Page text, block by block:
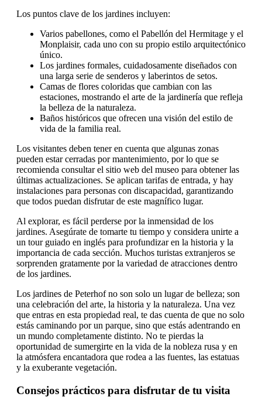
Los puntos clave de los jardines incluyen:
Varios pabellones, como el Pabellón del Hermitage y el
Monplaisir, cada uno con su propio estilo arquitectónico
único.
Los jardines formales, cuidadosamente diseñados con
una larga serie de senderos y laberintos de setos.
Camas de flores coloridas que cambian con las
estaciones, mostrando el arte de la jardinería que refleja
la belleza de la naturaleza.
Baños históricos que ofrecen una visión del estilo de
vida de la familia real.
Los visitantes deben tener en cuenta que algunas zonas
pueden estar cerradas por mantenimiento, por lo que se
recomienda consultar el sitio web del museo para obtener las
últimas actualizaciones. Se aplican tarifas de entrada, y hay
instalaciones para personas con discapacidad, garantizando
que todos puedan disfrutar de este magnífico lugar.
Al explorar, es fácil perderse por la inmensidad de los
jardines. Asegúrate de tomarte tu tiempo y considera unirte a
un tour guiado en inglés para profundizar en la historia y la
importancia de cada sección. Muchos turistas extranjeros se
sorprenden gratamente por la variedad de atracciones dentro
de los jardines.
Los jardines de Peterhof no son solo un lugar de belleza; son
una celebración del arte, la historia y la naturaleza. Una vez
que entras en esta propiedad real, te das cuenta de que no solo
estás caminando por un parque, sino que estás adentrando en
un mundo completamente distinto. No te pierdas la
oportunidad de sumergirte en la vida de la nobleza rusa y en
la atmósfera encantadora que rodea a las fuentes, las estatuas
y la exuberante vegetación.
Consejos prácticos para disfrutar de tu visita